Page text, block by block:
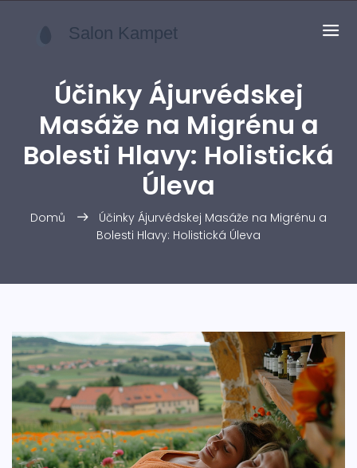
Účinky Ájurvédskej
Masáže na Migrénu a
Bolesti Hlavy: Holistická
Úleva
Domů
Účinky Ájurvédskej Masáže na Migrénu a
Bolesti Hlavy: Holistická Úleva